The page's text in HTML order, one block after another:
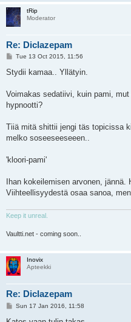
tRip
Moderator
Re: Diclazepam
P
s
t
Tue 13 Oct 2015, 11:56
Stydii kamaa.. Yllätyin.
Voimakas sedatiivi, kuin pami,
hypnootti?
Tiiä mitä shittii jengi täs topicissa
melko soseeseeseeen..
'kloori-pami'
Ihan kokeilemisen arvonen, jännä.
Viihteellisyydestä osaa sanoa,
Keep it unreal.
Vaultti.net - coming soon..
Inovix
Apteekki
Re: Diclazepam
P
s
Sun 17 Jan 2016, 11:58